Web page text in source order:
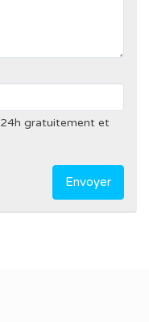
gratuitement et
Envoyer